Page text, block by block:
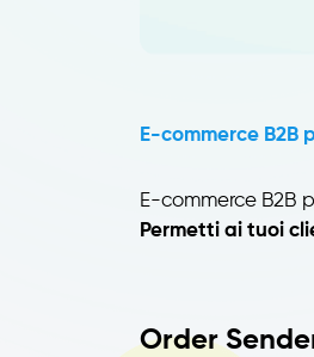
E-commerce B2B
E-commerce B2B
Permetti ai tuoi
Order